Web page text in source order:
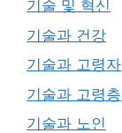
기술 및 혁신
기술과 건강
기술과 고령자
기술과 고령층
기술과 노인